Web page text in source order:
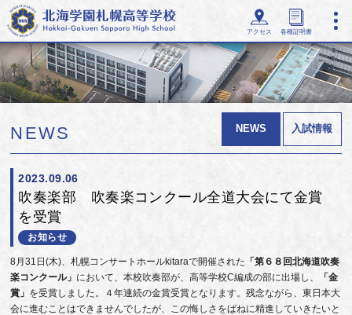
アクセス 各種証明書
NEWS NEWS 入試情報
2023.09.06
吹奏楽部 吹奏楽コンクール全道大会にて金賞
を受賞
お知らせ
8月31日(木)、札幌コンサートホールkitaraで開催された 「第６８回北海道吹奏
楽コンクール」 において、本校吹奏部が、高等学校C編成の部に出場し、
「金
賞」 を受賞しました。４年連続の金賞受賞となります。残念ながら、東日本大
会に進むことはできませんでしたが、この悔しさをばねに精進していきたいと